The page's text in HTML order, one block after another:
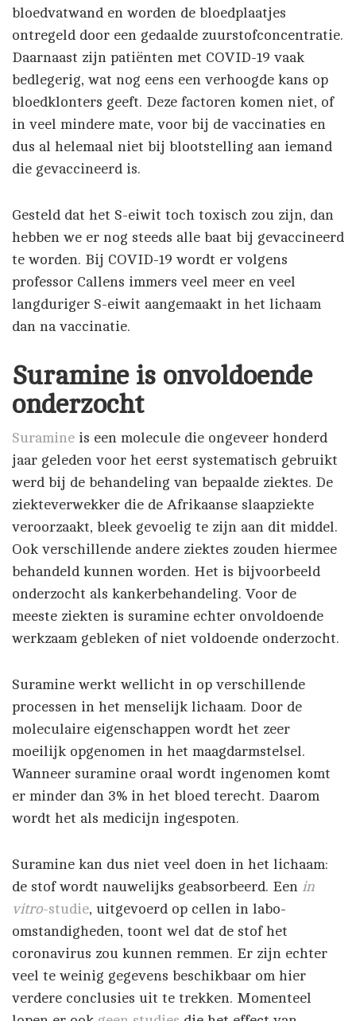
bloedvatwand en worden de bloedplaatjes
ontregeld door een gedaalde zuurstofconcentratie.
Daarnaast zijn patiënten met COVID-19 vaak
bedlegerig, wat nog eens een verhoogde kans op
bloedklonters geeft. Deze factoren komen niet, of
in veel mindere mate, voor bij de vaccinaties en
dus al helemaal niet bij blootstelling aan iemand
die gevaccineerd is.
Gesteld dat het S-eiwit toch toxisch zou zijn, dan
hebben we er nog steeds alle baat bij gevaccineerd
te worden. Bij COVID-19 wordt er volgens
professor Callens immers veel meer en veel
langduriger S-eiwit aangemaakt in het lichaam
dan na vaccinatie.
Suramine is onvoldoende
onderzocht
Suramine is een molecule die ongeveer honderd
jaar geleden voor het eerst systematisch gebruikt
werd bij de behandeling van bepaalde ziektes. De
ziekteverwekker die de Afrikaanse slaapziekte
veroorzaakt, bleek gevoelig te zijn aan dit middel.
Ook verschillende andere ziektes zouden hiermee
behandeld kunnen worden. Het is bijvoorbeeld
onderzocht als kankerbehandeling. Voor de
meeste ziekten is suramine echter onvoldoende
werkzaam gebleken of niet voldoende onderzocht.
Suramine werkt wellicht in op verschillende
processen in het menselijk lichaam. Door de
moleculaire eigenschappen wordt het zeer
moeilijk opgenomen in het maagdarmstelsel.
Wanneer suramine oraal wordt ingenomen komt
er minder dan 3% in het bloed terecht. Daarom
wordt het als medicijn ingespoten.
Suramine kan dus niet veel doen in het lichaam:
de stof wordt nauwelijks geabsorbeerd. Een in
vitro-studie, uitgevoerd op cellen in labo-
omstandigheden, toont wel dat de stof het
coronavirus zou kunnen remmen. Er zijn echter
veel te weinig gegevens beschikbaar om hier
verdere conclusies uit te trekken. Momenteel